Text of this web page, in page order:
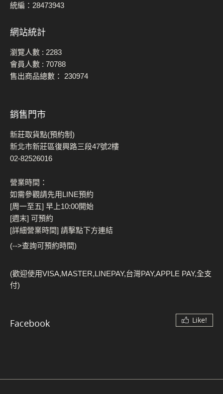
統編：28473943
網站統計
瀏覽人數 : 2283
會員人數 : 70788
售出商品總數： 230974
銷售門市
新莊取貨點(預約制)
新北市新莊區復興路三段47號2樓
02-82526016
營業時間：
如需參觀請先用LINE預約
[周一至五] 早上10:00開始
[週末] 可預約
[詳細營業時間] 請擊點下方連結
(-->查詢可預約時間)
(歡迎使用VISA,MASTER,LINEPAY,台灣PAY,APPLE PAY,全支
付)
Facebook Like!